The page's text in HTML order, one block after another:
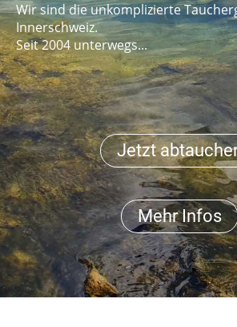
Wir sind die unkomplizierte
Innerschweiz.
Seit 2004 unterwegs...
Jetzt
Mehr Infos